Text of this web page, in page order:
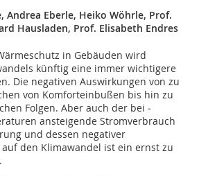
Andrea Eberle, Heiko Wöhrle, Prof.
Hausladen, Prof. Elisabeth Endres
in Gebäuden wird
künftig eine immer wichtigere
Die negativen Auswirkungen von zu
von Komforteinbußen bis hin zu
Folgen. Aber auch der bei
ansteigende Stromverbrauch
und dessen negativer
den Klimawandel ist ein ernst zu